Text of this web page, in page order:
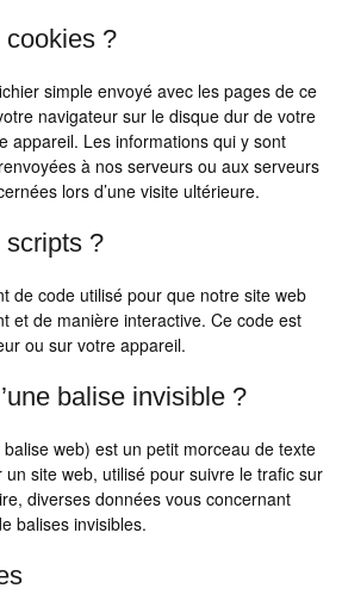
cookies ?
simple envoyé avec les pages de ce
navigateur sur le disque dur de votre
appareil. Les informations qui y sont
à nos serveurs ou aux serveurs
lors d’une visite ultérieure.
scripts ?
de code utilisé pour que notre site web
et de manière interactive. Ce code est
ou sur votre appareil.
balise invisible ?
web) est un petit morceau de texte
un site web, utilisé pour suivre le trafic sur
diverses données vous concernant
balises invisibles.